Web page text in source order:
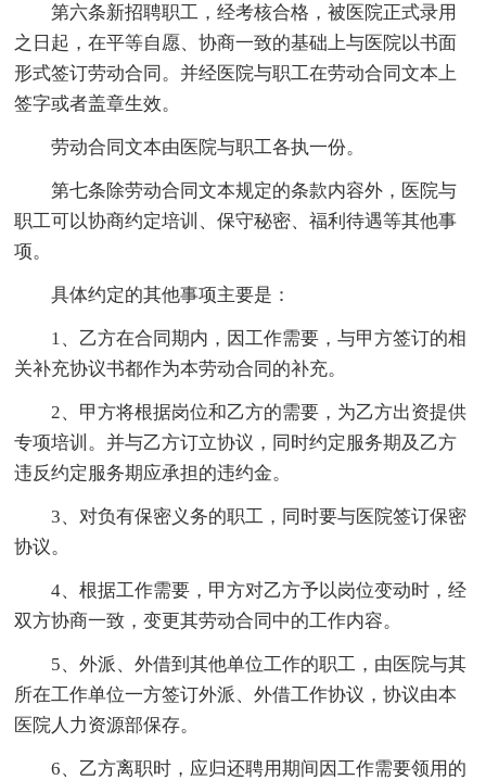
第六条新招聘职工，经考核合格，被医院正式录用
之日起，在平等自愿、协商一致的基础上与医院以书面
形式签订劳动合同。并经医院与职工在劳动合同文本上
签字或者盖章生效。
劳动合同文本由医院与职工各执一份。
第七条除劳动合同文本规定的条款内容外，医院与
职工可以协商约定培训、保守秘密、福利待遇等其他事
项。
具体约定的其他事项主要是：
1、乙方在合同期内，因工作需要，与甲方签订的相
关补充协议书都作为本劳动合同的补充。
2、甲方将根据岗位和乙方的需要，为乙方出资提供
专项培训。并与乙方订立协议，同时约定服务期及乙方
违反约定服务期应承担的违约金。
3、对负有保密义务的职工，同时要与医院签订保密
协议。
4、根据工作需要，甲方对乙方予以岗位变动时，经
双方协商一致，变更其劳动合同中的工作内容。
5、外派、外借到其他单位工作的职工，由医院与其
所在工作单位一方签订外派、外借工作协议，协议由本
医院人力资源部保存。
6、乙方离职时，应归还聘用期间因工作需要领用的